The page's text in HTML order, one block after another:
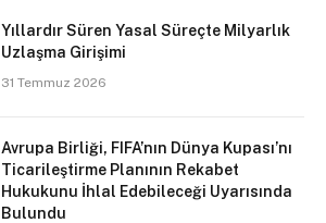
Yıllardır Süren Yasal Süreçte Milyarlık
Uzlaşma Girişimi
31 Temmuz 2026
Avrupa Birliği, FIFA’nın Dünya Kupası’nı
Ticarileştirme Planının Rekabet
Hukukunu İhlal Edebileceği Uyarısında
Bulundu